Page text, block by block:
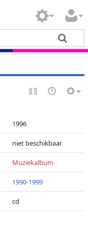
1996
niet beschikbaar
Muziekalbum
1990-1999
cd